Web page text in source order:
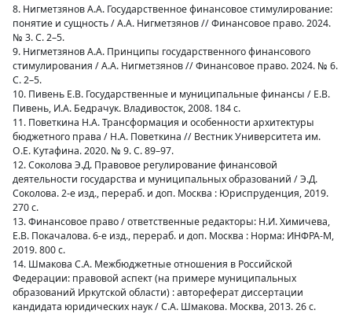
8. Нигметзянов А.А. Государственное финансовое стимулирование:
понятие и сущность / А.А. Нигметзянов // Финансовое право. 2024.
№ 3. С. 2–5.
9. Нигметзянов А.А. Принципы государственного финансового
стимулирования / А.А. Нигметзянов // Финансовое право. 2024. № 6.
С. 2–5.
10. Пивень Е.В. Государственные и муниципальные финансы / Е.В.
Пивень, И.А. Бедрачук. Владивосток, 2008. 184 с.
11. Поветкина Н.А. Трансформация и особенности архитектуры
бюджетного права / Н.А. Поветкина // Вестник Университета им.
О.Е. Кутафина. 2020. № 9. С. 89–97.
12. Соколова Э.Д. Правовое регулирование финансовой
деятельности государства и муниципальных образований / Э.Д.
Соколова. 2-е изд., перераб. и доп. Москва : Юриспруденция, 2019.
270 с.
13. Финансовое право / ответственные редакторы: Н.И. Химичева,
Е.В. Покачалова. 6-е изд., перераб. и доп. Москва : Норма: ИНФРА-М,
2019. 800 с.
14. Шмакова С.А. Межбюджетные отношения в Российской
Федерации: правовой аспект (на примере муниципальных
образований Иркутской области) : автореферат диссертации
кандидата юридических наук / С.А. Шмакова. Москва, 2013. 26 с.